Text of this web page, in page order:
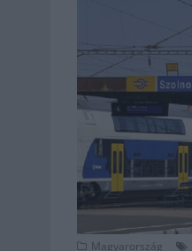
Magyarország